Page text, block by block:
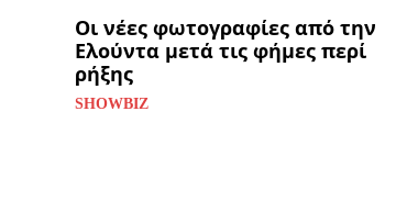
Οι νέες φωτογραφίες από την
Ελούντα μετά τις φήμες περί
ρήξης
SHOWBIZ